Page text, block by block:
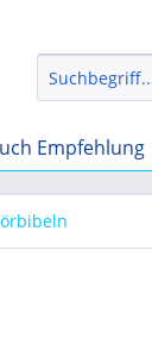
Empfehlung